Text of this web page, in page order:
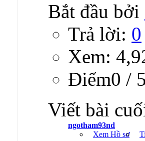
Bắt đầu bởi
Trả lời: 0
Xem:
Ðiểm0 / 5
Viết bài
ngotham93nd
Xem Hồ sơ